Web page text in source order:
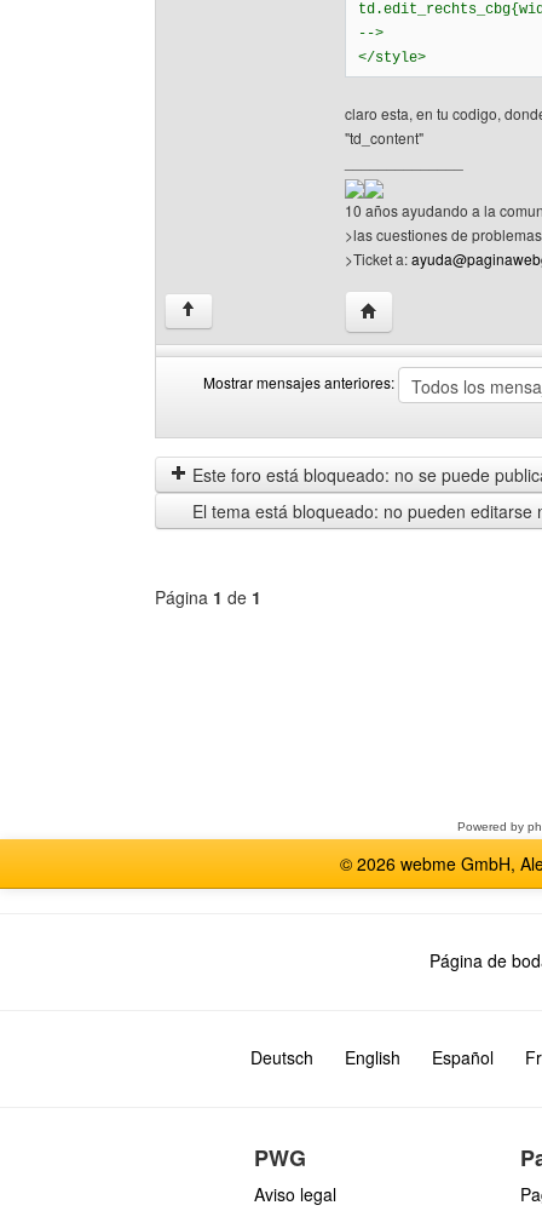
-->
</style>
claro esta, en tu codigo,
"td_content"
10 años ayudando a la
>las cuestiones de
>Ticket a:
↑ Visitar sitio web del
Mostrar mensajes anteriores:
mensajes
anteriores
by
Este foro está bloqueado: no se puede
El tema está bloqueado: no pueden editarse
Página 1 de 1
Powered by
© 2026 webme GmbH,
Página de
Deutsch English Español
PWG
Aviso legal